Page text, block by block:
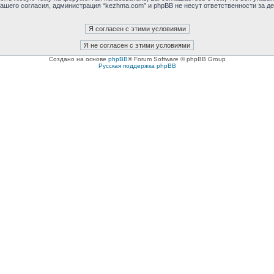
согласия, администрация “kezhma.com” и phpBB не несут ответственности за
Создано на основе phpBB® Forum Software © phpBB Group
Русская поддержка phpBB